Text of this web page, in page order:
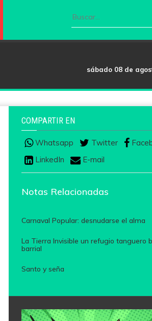
sábado 08 de
COMPARTIR EN
Whatsapp Twitter
LinkedIn
E-mail
Notas Relacionadas
Carnaval Popular: desnudarse el alma
La Tierra Invisible un refugio tanguero
barrial
Santo y seña